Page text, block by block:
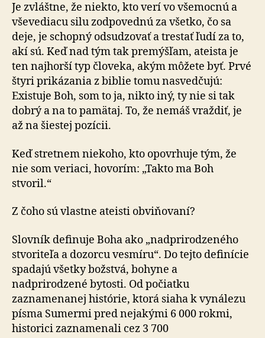
Je zvláštne, že niekto, kto verí vo všemocnú a
vševediacu silu zodpovednú za všetko, čo sa
deje, je schopný odsudzovať a trestať ľudí za to,
akí sú. Keď nad tým tak premýšľam, ateista je
ten najhorší typ človeka, akým môžete byť. Prvé
štyri prikázania z biblie tomu nasvedčujú:
Existuje Boh, som to ja, nikto iný, ty nie si tak
dobrý a na to pamätaj. To, že nemáš vraždiť, je
až na šiestej pozícii.
Keď stretnem niekoho, kto opovrhuje tým, že
nie som veriaci, hovorím: „Takto ma Boh
stvoril.“
Z čoho sú vlastne ateisti obviňovaní?
Slovník definuje Boha ako „nadprirodzeného
stvoriteľa a dozorcu vesmíru“. Do tejto definície
spadajú všetky božstvá, bohyne a
nadprirodzené bytosti. Od počiatku
zaznamenanej histórie, ktorá siaha k vynálezu
písma Sumermi pred nejakými 6 000 rokmi,
historici zaznamenali cez 3 700